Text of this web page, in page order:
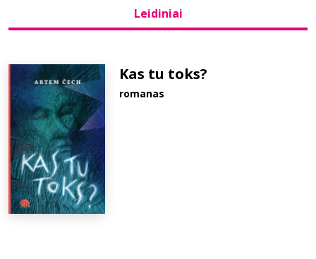
D.U.K.
Leidiniai
Kas tu toks?
romanas